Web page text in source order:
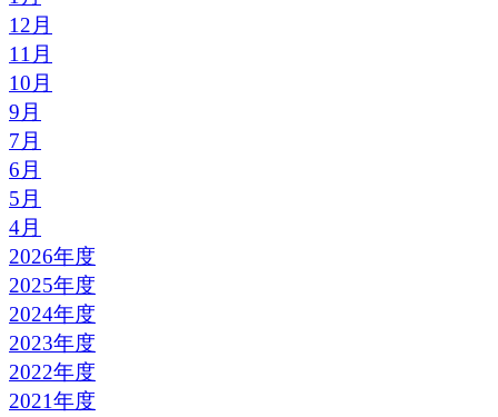
12月
11月
10月
9月
7月
6月
5月
4月
2026年度
2025年度
2024年度
2023年度
2022年度
2021年度